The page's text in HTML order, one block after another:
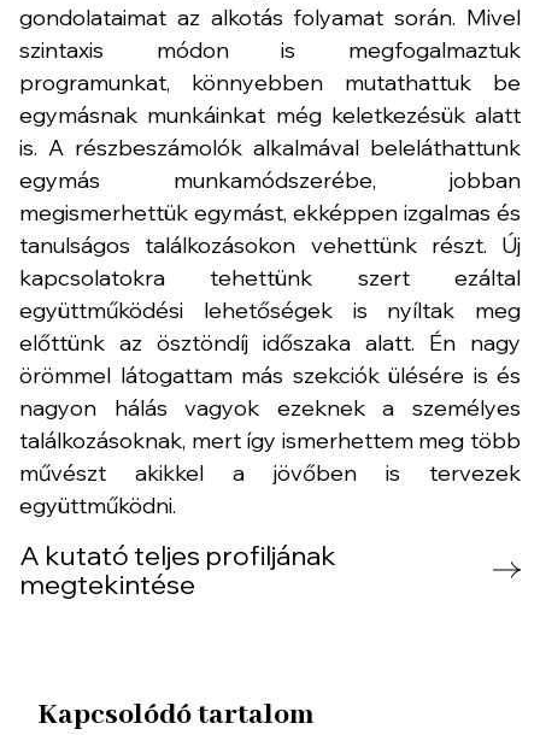
gondolataimat az alkotás folyamat során. Mivel
szintaxis módon is megfogalmaztuk
programunkat, könnyebben mutathattuk be
egymásnak munkáinkat még keletkezésük alatt
is. A részbeszámolók alkalmával beleláthattunk
egymás munkamódszerébe, jobban
megismerhettük egymást, ekképpen izgalmas és
tanulságos találkozásokon vehettünk részt. Új
kapcsolatokra tehettünk szert ezáltal
együttműködési lehetőségek is nyíltak meg
előttünk az ösztöndíj időszaka alatt. Én nagy
örömmel látogattam más szekciók ülésére is és
nagyon hálás vagyok ezeknek a személyes
találkozásoknak, mert így ismerhettem meg több
művészt akikkel a jövőben is tervezek
együttműködni.
A kutató teljes profiljának
megtekintése
Kapcsolódó tartalom